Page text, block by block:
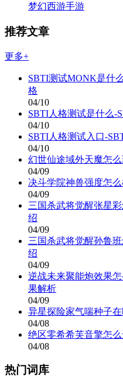
梦幻西游手游
推荐文章
更多+
SBTI测试MONK是什
格
04/10
SBTI人格测试是什么-
04/10
SBTI人格测试入口-
04/10
幻世仙途域外天魔怎
04/09
决斗学院神兽强度怎
04/09
三国杀武将觉醒张星
绍
04/09
三国杀武将觉醒孙鲁
绍
04/09
逆战未来聚能炮效果
果解析
04/09
异星探险家气喘种子
04/08
绝区零希希芙音擎怎
04/08
热门词库